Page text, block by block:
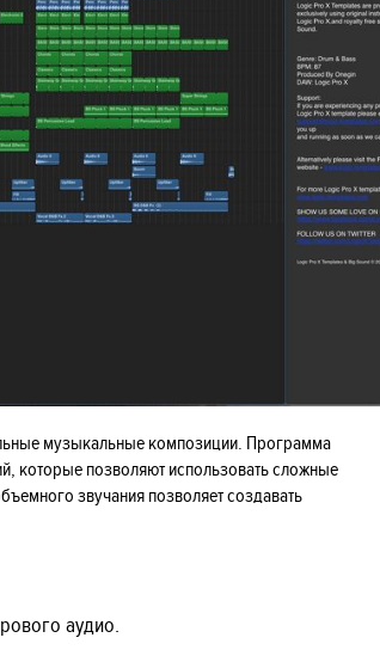
музыкальные композиции. Программа
которые позволяют использовать сложные
звучания позволяет создавать
аудио.